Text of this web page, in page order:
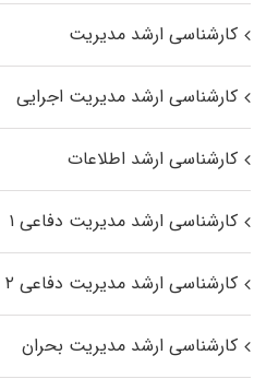
کارشناسی ارشد مدیریت
کارشناسی ارشد مدیریت اجرایی
کارشناسی ارشد اطلاعات
کارشناسی ارشد مدیریت دفاعی ۱
کارشناسی ارشد مدیریت دفاعی ۲
کارشناسی ارشد مدیریت بحران